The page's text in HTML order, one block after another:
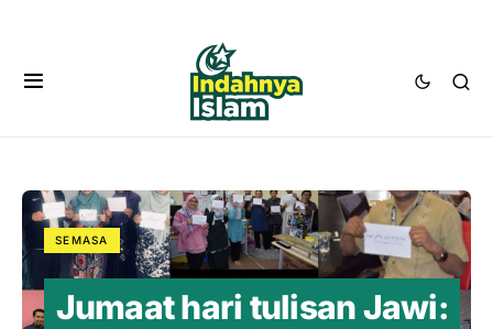
SEMASA
Jumaat hari tulisan Jawi: